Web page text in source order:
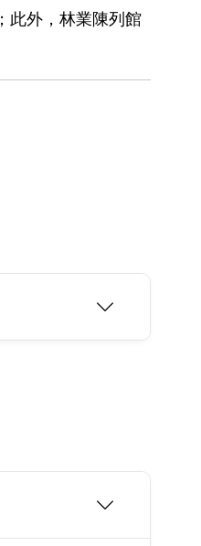
此外，林業陳列館